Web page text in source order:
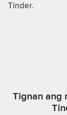
Tinder.
Tignan ang